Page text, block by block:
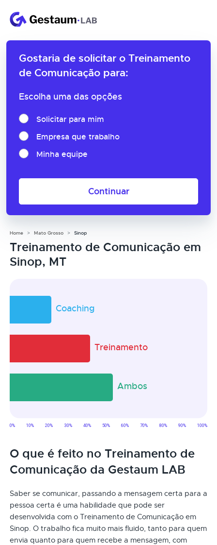
Gostaria de solicitar o Treinamento
de Comunicação para:
Escolha uma das opções
Solicitar para mim
Empresa que trabalho
Minha equipe
Continuar
Home Mato Grosso Sinop
Treinamento de Comunicação em
Sinop, MT
O que é feito no Treinamento de
Comunicação da Gestaum LAB
Saber se comunicar, passando a mensagem certa para a
pessoa certa é uma habilidade que pode ser
desenvolvida com o Treinamento de Comunicação em
Sinop. O trabalho fica muito mais fluido, tanto para quem
envia quanto para quem recebe a mensagem, com